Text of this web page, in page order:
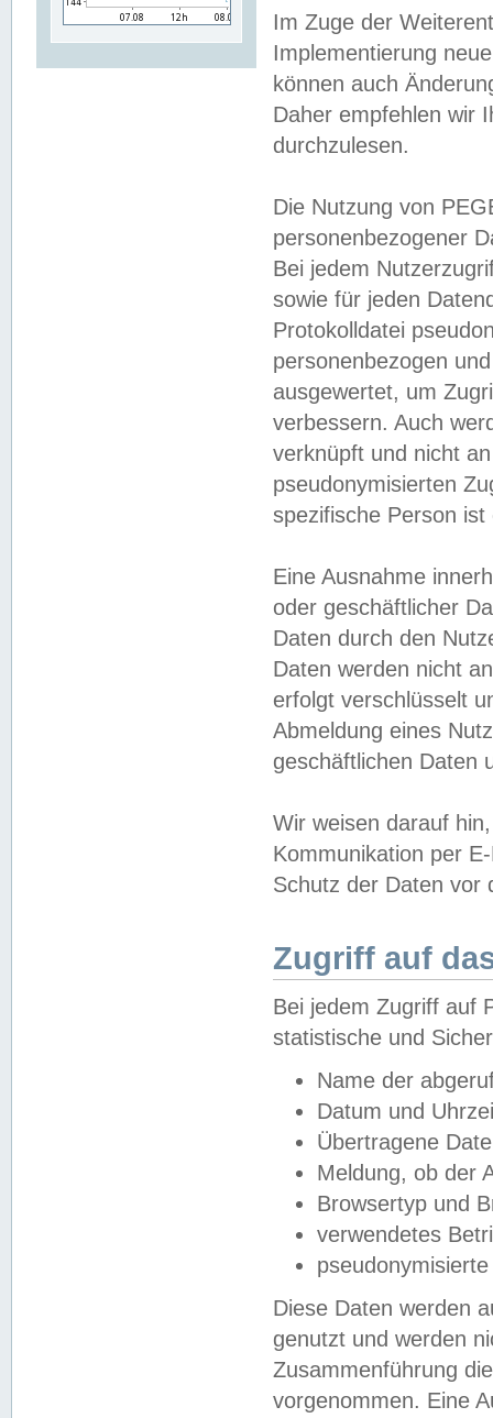
Im Zuge der
Implementierung
können auch
Daher empfehlen wir
durchzulesen.
Die Nutzung von
personenbezogener
Bei jedem
sowie für jeden
Protokolldatei
personenbezogen
ausgewertet, um
verbessern. Auch
verknüpft und nicht
pseudonymisierten
spezifische Person
Eine Ausnahme
oder geschäftlicher
Daten durch den
Daten werden nicht
erfolgt verschlüsselt
Abmeldung eines
geschäftlichen Daten
Wir weisen darauf
Kommunikation per
Schutz der Daten vor
Zugriff auf
Bei jedem Zugriff auf
statistische und
Name der
Datum und
Übertragene
Meldung, ob der
Browsertyp und
verwendetes
Diese Daten werden
genutzt und werden
Zusammenführung
vorgenommen. Eine